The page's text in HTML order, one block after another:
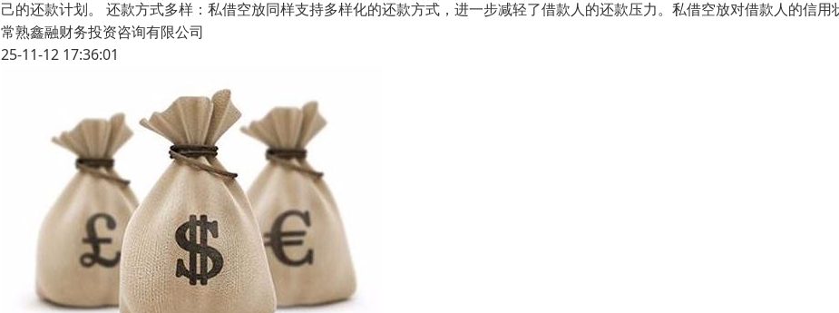
己的还款计划。 还款方式多样：私借空放同样支持多样化的还款方式，进一步减轻了借款人的还款压力。私借空放对借款人的信用
常熟鑫融财务投资咨询有限公司
25-11-12 17:36:01